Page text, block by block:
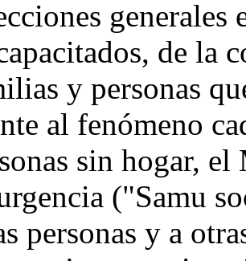
generales
de la
y personas
al fenómeno
sin hogar,
("Samu
personas y a